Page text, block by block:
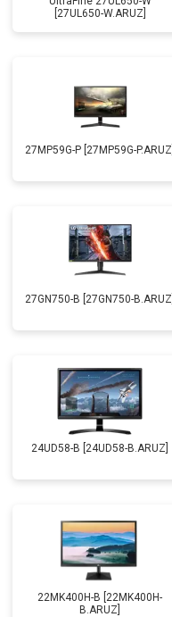
[27UL650-W.ARUZ]
27MP59G-P [27MP59G-P.ARUZ]
27GN750-B [27GN750-B.ARUZ]
24UD58-B [24UD58-B.ARUZ]
22MK400H-B [22MK400H-
B.ARUZ]